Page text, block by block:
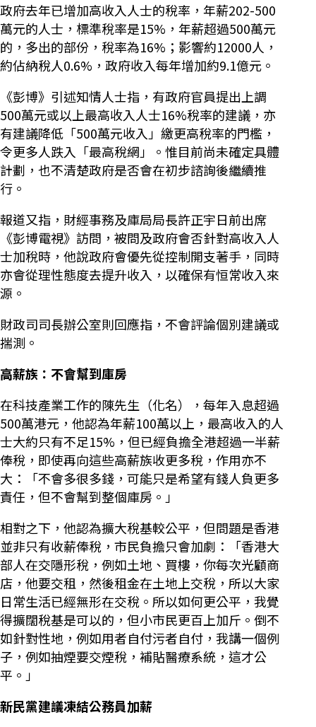
政府去年已增加高收入人士的稅率，年薪202-500
萬元的人士，標準稅率是15%，年薪超過500萬元
的，多出的部份，稅率為16%；影響約12000人，
約佔納稅人0.6%，政府收入每年增加約9.1億元。
《彭博》引述知情人士指，有政府官員提出上調
500萬元或以上最高收入人士16%稅率的建議，亦
有建議降低「500萬元收入」繳更高稅率的門檻，
令更多人跌入「最高稅網」。惟目前尚未確定具體
計劃，也不清楚政府是否會在初步諮詢後繼續推
行。
報道又指，財經事務及庫局局長許正宇日前出席
《彭博電視》訪問，被問及政府會否針對高收入人
士加稅時，他說政府會優先從控制開支著手，同時
亦會從理性態度去提升收入，以確保有恒常收入來
源。
財政司司長辦公室則回應指，不會評論個別建議或
揣測。
高薪族：不會幫到庫房
在科技產業工作的陳先生（化名），每年入息超過
500萬港元，他認為年薪100萬以上，最高收入的人
士大約只有不足15%，但已經負擔全港超過一半薪
俸稅，即使再向這些高薪族收更多稅，作用亦不
大：「不會多很多錢，可能只是希望有錢人負更多
責任，但不會幫到整個庫房。」
相對之下，他認為擴大稅基較公平，但問題是香港
並非只有收薪俸稅，市民負擔只會加劇：「香港大
部人在交隱形稅，例如土地、買樓，你每次光顧商
店，他要交租，然後租金在土地上交稅，所以大家
日常生活已經無形在交稅。所以如何更公平，我覺
得擴闊稅基是可以的，但小市民更百上加斤。倒不
如針對性地，例如用者自付污者自付，我講一個例
子，例如抽煙要交煙稅，補貼醫療系統，這才公
平。」
新民黨建議凍結公務員加薪